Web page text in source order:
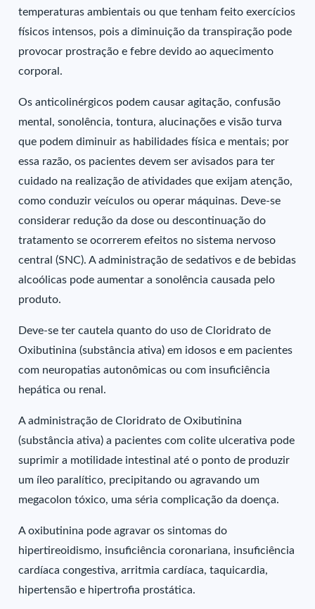
temperaturas ambientais ou que tenham feito exercícios
físicos intensos, pois a diminuição da transpiração pode
provocar prostração e febre devido ao aquecimento
corporal.
Os anticolinérgicos podem causar agitação, confusão
mental, sonolência, tontura, alucinações e visão turva
que podem diminuir as habilidades física e mentais; por
essa razão, os pacientes devem ser avisados para ter
cuidado na realização de atividades que exijam atenção,
como conduzir veículos ou operar máquinas. Deve-se
considerar redução da dose ou descontinuação do
tratamento se ocorrerem efeitos no sistema nervoso
central (SNC). A administração de sedativos e de bebidas
alcoólicas pode aumentar a sonolência causada pelo
produto.
Deve-se ter cautela quanto do uso de Cloridrato de
Oxibutinina (substância ativa) em idosos e em pacientes
com neuropatias autonômicas ou com insuficiência
hepática ou renal.
A administração de Cloridrato de Oxibutinina
(substância ativa) a pacientes com colite ulcerativa pode
suprimir a motilidade intestinal até o ponto de produzir
um íleo paralítico, precipitando ou agravando um
megacolon tóxico, uma séria complicação da doença.
A oxibutinina pode agravar os sintomas do
hipertireoidismo, insuficiência coronariana, insuficiência
cardíaca congestiva, arritmia cardíaca, taquicardia,
hipertensão e hipertrofia prostática.